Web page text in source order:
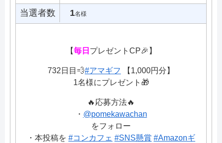
当選者数
1名様
【毎日 プレゼントCP🎉】
732日目💨#アマギフ
【1,000円分】
1名様にプレゼント🎁
🔥応募方法🔥
・ @pomekawachan
をフォロー
・本投稿を #コンカフェ #SNS懸賞 #Amazonギ